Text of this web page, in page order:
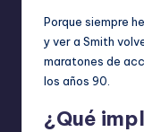
Porque siempre
y ver a Smith
maratones de
los años 90.
¿Qué